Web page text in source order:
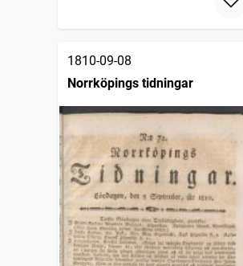
1810-09-08
Norrköpings tidningar